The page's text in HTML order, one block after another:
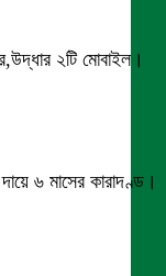
২টি মোবাইল।
৬ মাসের কারাদণ্ড।